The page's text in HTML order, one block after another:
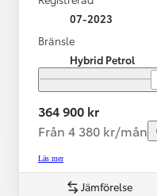
07-2023
Bränsle
Hybrid Petrol
364 900 kr
Från 4 380 kr/mån
Läs mer
Jämförelse